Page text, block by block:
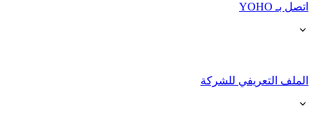
اتصل بـ YOHO
الملف التعريفي للشركة